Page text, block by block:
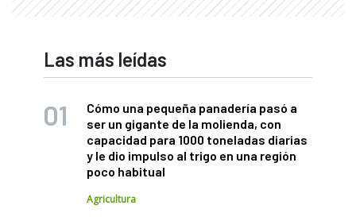
Las más leídas
Cómo una pequeña panadería pasó a
ser un gigante de la molienda, con
capacidad para 1000 toneladas diarias
y le dio impulso al trigo en una región
poco habitual
Agricultura